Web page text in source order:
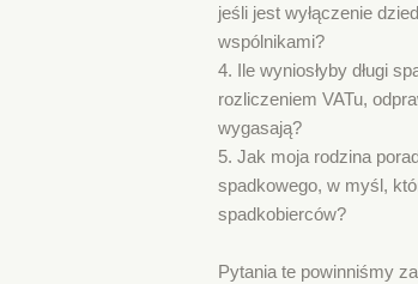
jeśli jest wyłączenie
wspólnikami?
4. Ile wyniosłyby długi
rozliczeniem VATu,
wygasają?
5. Jak moja rodzina
spadkowego, w myśl,
spadkobierców?
Pytania te powinniśmy